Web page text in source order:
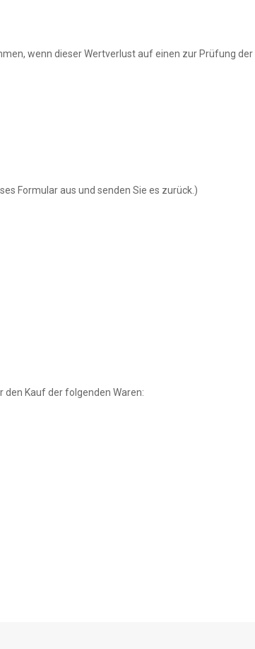
wenn dieser Wertverlust auf einen zur Prüfung
Formular aus und senden Sie es zurück.)
Kauf der folgenden Waren: